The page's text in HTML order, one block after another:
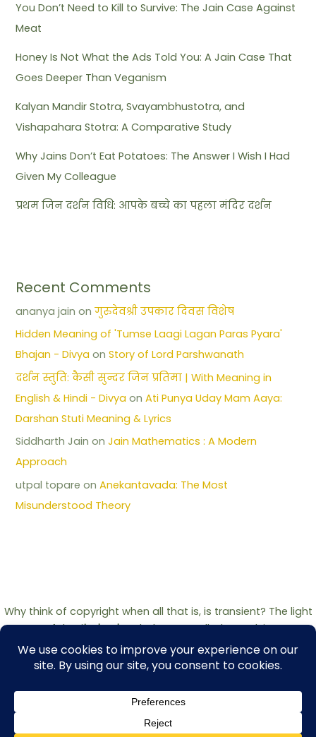
You Don’t Need to Kill to Survive: The Jain Case Against
Meat
Honey Is Not What the Ads Told You: A Jain Case That
Goes Deeper Than Veganism
Kalyan Mandir Stotra, Svayambhustotra, and
Vishapahara Stotra: A Comparative Study
Why Jains Don’t Eat Potatoes: The Answer I Wish I Had
Given My Colleague
प्रथम जिन दर्शन विधि: आपके बच्चे का पहला मंदिर दर्शन
Recent Comments
ananya jain onगुरुदेवश्री उपकार दिवस विशेष
Hidden Meaning of 'Tumse Laagi Lagan Paras Pyara'
Bhajan - Divya onStory of Lord Parshwanath
दर्शन स्तुति: कैसी सुन्दर जिन प्रतिमा | With Meaning in
English & Hindi - Divya onAti Punya Uday Mam Aaya:
Darshan Stuti Meaning & Lyrics
Siddharth Jain onJain Mathematics : A Modern
Approach
utpal topare onAnekantavada: The Most
Misunderstood Theory
Why think of copyright when all that is, is transient? The light
of theJinshashanbelongs to all who seek it.